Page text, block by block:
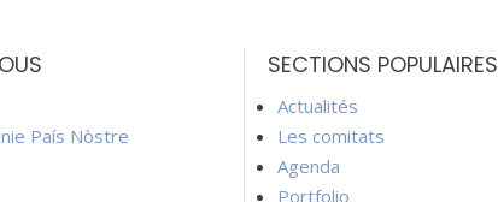
País Nòstre
SECTIONS POPULAIRES
Actualités
Les comitats
Agenda
Portfolio